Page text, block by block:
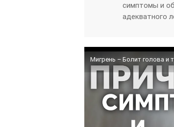
симптомы и
адекватного
Мигрень – Болит голова и